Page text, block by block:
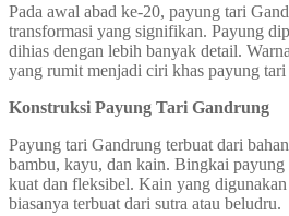
Pada awal abad ke-20, payung tari
transformasi yang signifikan. Payung
dihias dengan lebih banyak detail.
yang rumit menjadi ciri khas payung
Konstruksi Payung Tari Gandrung
Payung tari Gandrung terbuat dari
bambu, kayu, dan kain. Bingkai
kuat dan fleksibel. Kain yang
biasanya terbuat dari sutra atau beludru.